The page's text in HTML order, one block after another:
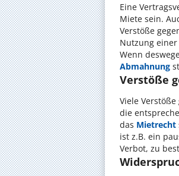
Eine
Miete sein.
Verstöße
Nutzung
Wenn
Abmahnung
Verstöße
Viele
die
das Mietrecht
ist z.B. ein
Verbot, zu